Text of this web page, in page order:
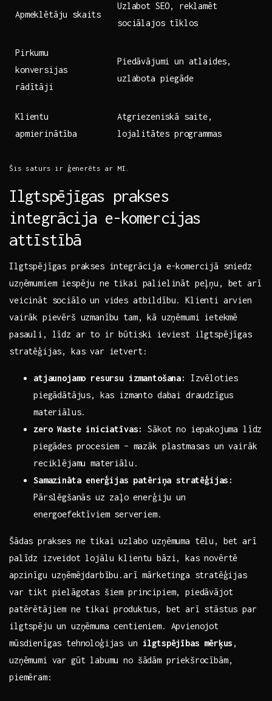
Apmeklētāju skaits
Uzlabot SEO, reklamēt
sociālajos tīklos
Pirkumu
konversijas
rādītāji
Piedāvājumi un atlaides,
uzlabota piegāde
Klientu
apmierinātība
Atgriezeniskā saite,
⁢lojalitātes programmas
Šis ‍saturs ir ģenerēts ‍ar MI.
Ilgtspējīgas prakses
integrācija e-komercijas
attīstībā
Ilgtspējīgas prakses integrācija e-komercijā sniedz
uzņēmumiem iespēju ne tikai​ palielināt peļņu, ‍bet arī
veicināt sociālo un vides atbildību. Klienti arvien
vairāk ​pievērš uzmanību⁢ tam, kā uzņēmumi ietekmē
pasauli, līdz ar to ir​ būtiski ieviest ilgtspējīgas‌
stratēģijas, kas var ietvert:
atjaunojamo resursu izmantošana:
Izvēloties
piegādātājus, kas izmanto dabai draudzīgus
materiālus.
zero Waste iniciatīvas:
Sākot no iepakojuma līdz
piegādes procesiem – mazāk plastmasas un vairāk
‌reciklējamu materiālu.
Samazināta ⁢enerģijas patēriņa stratēģijas:
Pārslēgšanās uz ⁤zaļo enerģiju un
energoefektīviem serveriem.
Šādas prakses ne tikai uzlabo uzņēmuma tēlu, bet arī
palīdz izveidot ‌lojālu klientu bāzi, ‌kas novērtē
⁢apzinīgu uzņēmējdarbību.arī mārketinga ‍stratēģijas
var tikt pielāgotas šiem principiem, piedāvājot
patērētājiem ne tikai produktus, bet arī stāstus par
ilgtspēju un uzņēmuma centieniem. Apvienojot ​
mūsdienīgas ‍tehnoloģijas un ilgtspējības ⁣mērķus ,
‌uzņēmumi var gūt labumu no šādām priekšrocībām, ​
piemēram: